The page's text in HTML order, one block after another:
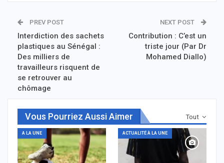
PREV POST
Interdiction des sachets
plastiques au Sénégal :
Des milliers de
travailleurs risquent de
se retrouver au
chômage
NEXT POST
Contribution : C’est un
triste jour (Par Dr
Mohamed Diallo)
Tout
Vous Pourriez Aussi Aimer
A LA UNE ACTUALITÉ À LA UNE